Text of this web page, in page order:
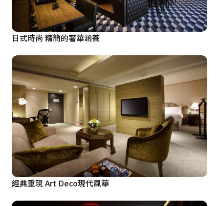
日式時尚 精簡的奢華涵養
經典重現 Art Deco現代風華